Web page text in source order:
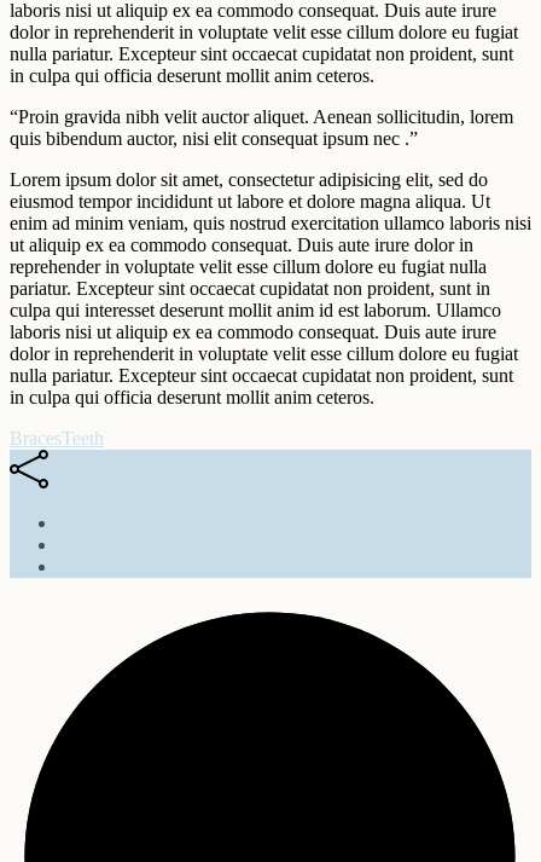
laboris nisi ut aliquip ex ea commodo consequat. Duis aute irure
dolor in reprehenderit in voluptate velit esse cillum dolore eu fugiat
nulla pariatur. Excepteur sint occaecat cupidatat non proident, sunt
in culpa qui officia deserunt mollit anim ceteros.
“Proin gravida nibh velit auctor aliquet. Aenean sollicitudin, lorem
quis bibendum auctor, nisi elit consequat ipsum nec .”
Lorem ipsum dolor sit amet, consectetur adipisicing elit, sed do
eiusmod tempor incididunt ut labore et dolore magna aliqua. Ut
enim ad minim veniam, quis nostrud exercitation ullamco laboris nisi
ut aliquip ex ea commodo consequat. Duis aute irure dolor in
reprehender in voluptate velit esse cillum dolore eu fugiat nulla
pariatur. Excepteur sint occaecat cupidatat non proident, sunt in
culpa qui interesset deserunt mollit anim id est laborum. Ullamco
laboris nisi ut aliquip ex ea commodo consequat. Duis aute irure
dolor in reprehenderit in voluptate velit esse cillum dolore eu fugiat
nulla pariatur. Excepteur sint occaecat cupidatat non proident, sunt
in culpa qui officia deserunt mollit anim ceteros.
BracesTeeth